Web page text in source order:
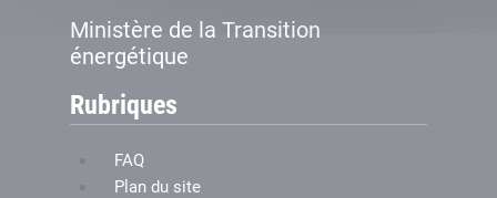
Ministère de la Transition
énergétique
Rubriques
FAQ
Plan du site